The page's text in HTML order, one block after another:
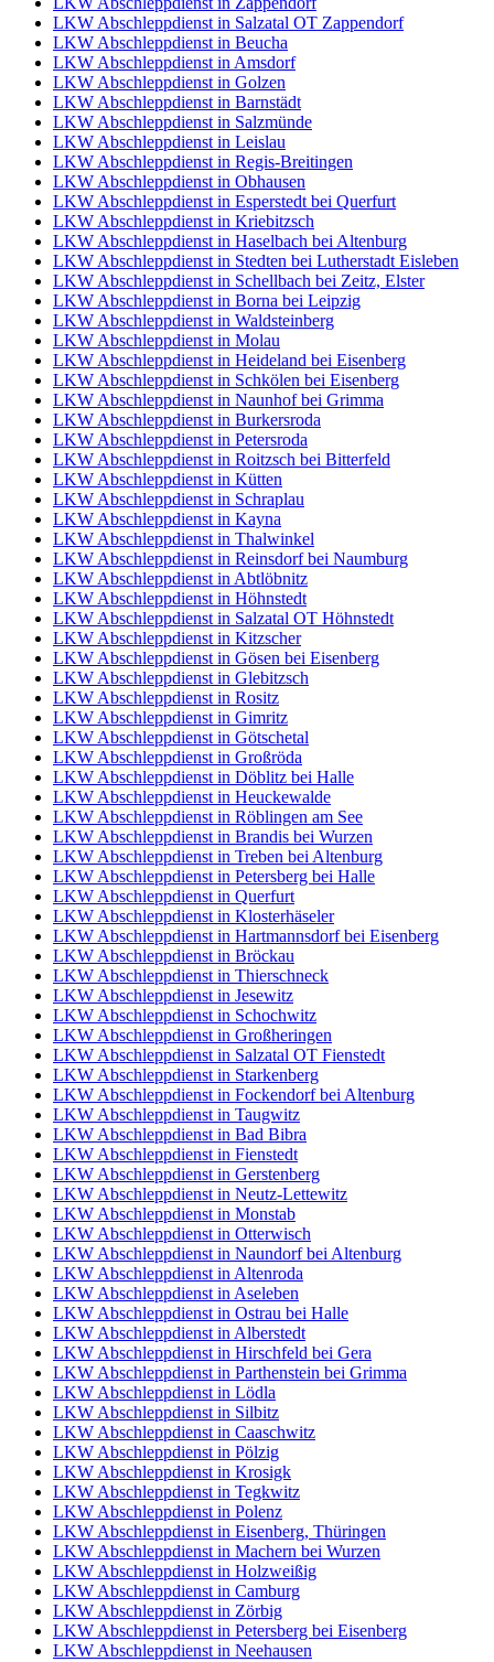
LKW Abschleppdienst in Salzatal OT Zappendorf
LKW Abschleppdienst in Beucha
LKW Abschleppdienst in Amsdorf
LKW Abschleppdienst in Golzen
LKW Abschleppdienst in Barnstädt
LKW Abschleppdienst in Salzmünde
LKW Abschleppdienst in Leislau
LKW Abschleppdienst in Regis-Breitingen
LKW Abschleppdienst in Obhausen
LKW Abschleppdienst in Esperstedt bei Querfurt
LKW Abschleppdienst in Kriebitzsch
LKW Abschleppdienst in Haselbach bei Altenburg
LKW Abschleppdienst in Stedten bei Lutherstadt Eisleben
LKW Abschleppdienst in Schellbach bei Zeitz, Elster
LKW Abschleppdienst in Borna bei Leipzig
LKW Abschleppdienst in Waldsteinberg
LKW Abschleppdienst in Molau
LKW Abschleppdienst in Heideland bei Eisenberg
LKW Abschleppdienst in Schkölen bei Eisenberg
LKW Abschleppdienst in Naunhof bei Grimma
LKW Abschleppdienst in Burkersroda
LKW Abschleppdienst in Petersroda
LKW Abschleppdienst in Roitzsch bei Bitterfeld
LKW Abschleppdienst in Kütten
LKW Abschleppdienst in Schraplau
LKW Abschleppdienst in Kayna
LKW Abschleppdienst in Thalwinkel
LKW Abschleppdienst in Reinsdorf bei Naumburg
LKW Abschleppdienst in Abtlöbnitz
LKW Abschleppdienst in Höhnstedt
LKW Abschleppdienst in Salzatal OT Höhnstedt
LKW Abschleppdienst in Kitzscher
LKW Abschleppdienst in Gösen bei Eisenberg
LKW Abschleppdienst in Glebitzsch
LKW Abschleppdienst in Rositz
LKW Abschleppdienst in Gimritz
LKW Abschleppdienst in Götschetal
LKW Abschleppdienst in Großröda
LKW Abschleppdienst in Döblitz bei Halle
LKW Abschleppdienst in Heuckewalde
LKW Abschleppdienst in Röblingen am See
LKW Abschleppdienst in Brandis bei Wurzen
LKW Abschleppdienst in Treben bei Altenburg
LKW Abschleppdienst in Petersberg bei Halle
LKW Abschleppdienst in Querfurt
LKW Abschleppdienst in Klosterhäseler
LKW Abschleppdienst in Hartmannsdorf bei Eisenberg
LKW Abschleppdienst in Bröckau
LKW Abschleppdienst in Thierschneck
LKW Abschleppdienst in Jesewitz
LKW Abschleppdienst in Schochwitz
LKW Abschleppdienst in Großheringen
LKW Abschleppdienst in Salzatal OT Fienstedt
LKW Abschleppdienst in Starkenberg
LKW Abschleppdienst in Fockendorf bei Altenburg
LKW Abschleppdienst in Taugwitz
LKW Abschleppdienst in Bad Bibra
LKW Abschleppdienst in Fienstedt
LKW Abschleppdienst in Gerstenberg
LKW Abschleppdienst in Neutz-Lettewitz
LKW Abschleppdienst in Monstab
LKW Abschleppdienst in Otterwisch
LKW Abschleppdienst in Naundorf bei Altenburg
LKW Abschleppdienst in Altenroda
LKW Abschleppdienst in Aseleben
LKW Abschleppdienst in Ostrau bei Halle
LKW Abschleppdienst in Alberstedt
LKW Abschleppdienst in Hirschfeld bei Gera
LKW Abschleppdienst in Parthenstein bei Grimma
LKW Abschleppdienst in Lödla
LKW Abschleppdienst in Silbitz
LKW Abschleppdienst in Caaschwitz
LKW Abschleppdienst in Pölzig
LKW Abschleppdienst in Krosigk
LKW Abschleppdienst in Tegkwitz
LKW Abschleppdienst in Polenz
LKW Abschleppdienst in Eisenberg, Thüringen
LKW Abschleppdienst in Machern bei Wurzen
LKW Abschleppdienst in Holzweißig
LKW Abschleppdienst in Camburg
LKW Abschleppdienst in Zörbig
LKW Abschleppdienst in Petersberg bei Eisenberg
LKW Abschleppdienst in Neehausen